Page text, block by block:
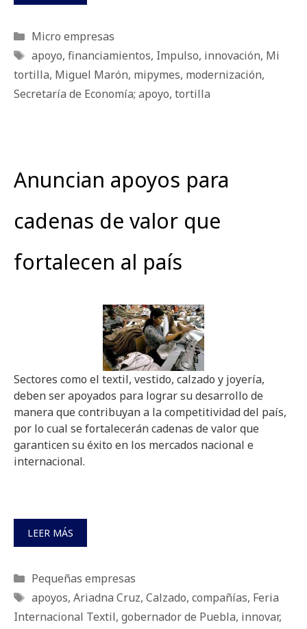
Categorías
Micro empresas
Etiquetas
apoyo, financiamientos, Impulso, innovación, Mi
tortilla, Miguel Marón, mipymes, modernización,
Secretaría de Economía; apoyo, tortilla
Anuncian apoyos para
cadenas de valor que
fortalecen al país
Sectores como el textil, vestido, calzado y joyería,
deben ser apoyados para lograr su desarrollo de
manera que contribuyan a la competitividad del país,
por lo cual se fortalecerán cadenas de valor que
garanticen su éxito en los mercados nacional e
internacional.
LEER MÁS
Categorías
Pequeñas empresas
Etiquetas
apoyos, Ariadna Cruz, Calzado, compañías, Feria
Internacional Textil, gobernador de Puebla, innovar,